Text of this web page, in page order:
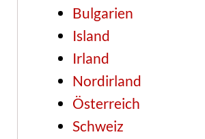
Bulgarien
Island
Irland
Nordirland
Österreich
Schweiz